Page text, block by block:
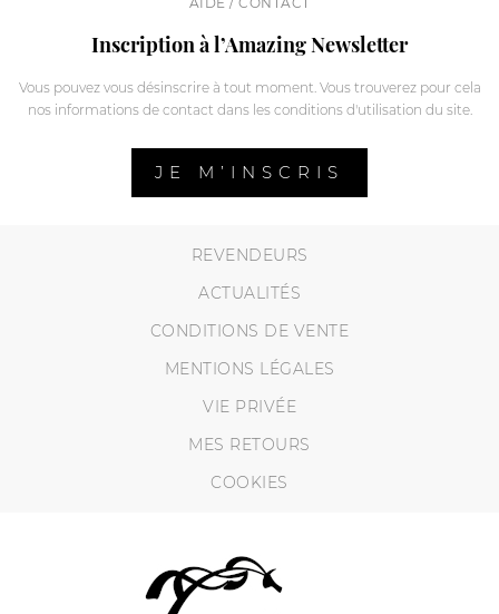
Inscription à l’Amazing Newsletter
Vous pouvez vous désinscrire à tout moment. Vous trouverez pour cela
nos informations de contact dans les conditions d'utilisation du site.
JE M’INSCRIS
REVENDEURS
ACTUALITÉS
CONDITIONS DE VENTE
MENTIONS LÉGALES
VIE PRIVÉE
MES RETOURS
COOKIES